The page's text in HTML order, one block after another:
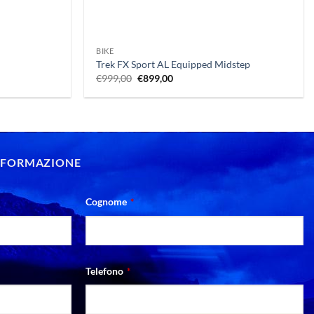
BIKE
Trek FX Sport AL Equipped Midstep
€999,00 Il
prezzo
originale
€899,00Il
attuale
Cognome *
Telefono *